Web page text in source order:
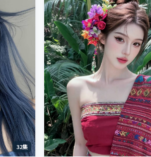
32集